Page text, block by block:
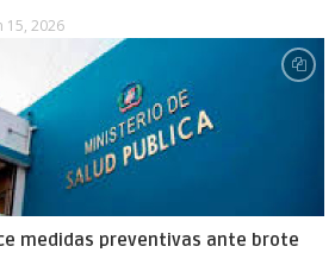
15, 2026
medidas preventivas ante brote